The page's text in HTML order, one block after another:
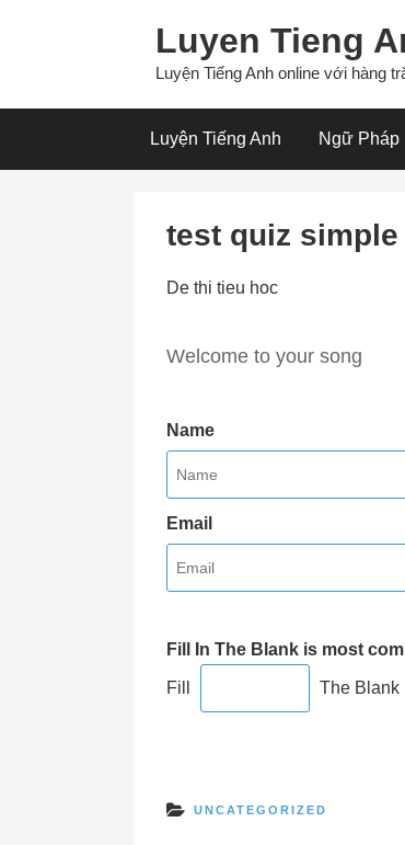
Luyen Tieng
Luyện Tiếng Anh online với hàng
Luyện Tiếng Anh Ngữ Pháp
test quiz simple
De thi tieu hoc
Welcome to your song
Name
Email
Fill In The Blank is most
Fill The Blank
UNCATEGORIZED